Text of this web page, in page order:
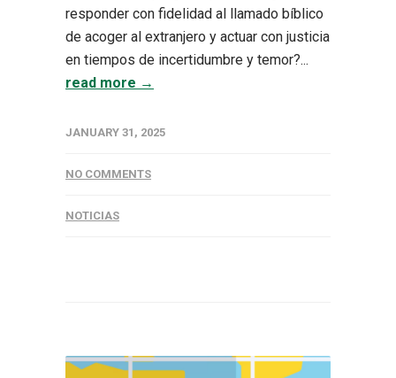
responder con fidelidad al llamado bíblico
de acoger al extranjero y actuar con justicia
en tiempos de incertidumbre y temor?...
read more →
JANUARY 31, 2025
NO COMMENTS
NOTICIAS